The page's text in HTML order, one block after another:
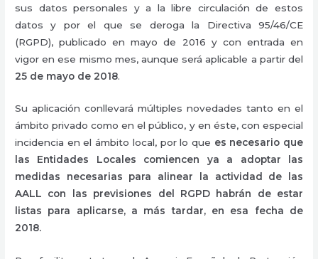
sus datos personales y a la libre circulación de estos
datos y por el que se deroga la Directiva 95/46/CE
(RGPD), publicado en mayo de 2016 y con entrada en
vigor en ese mismo mes, aunque será aplicable a partir del
25 de mayo de 2018.
Su aplicación conllevará múltiples novedades tanto en el
ámbito privado como en el público, y en éste, con especial
incidencia en el ámbito local, por lo que es necesario que
las Entidades Locales comiencen ya a adoptar las
medidas necesarias para alinear la actividad de las
AALL con las previsiones del RGPD habrán de estar
listas para aplicarse, a más tardar, en esa fecha de
2018.